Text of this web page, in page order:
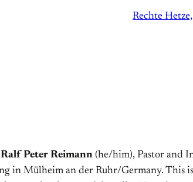
Rechte
Ralf Peter Reimann(he/him), Pastor and
in Mülheim an der Ruhr/Germany. This